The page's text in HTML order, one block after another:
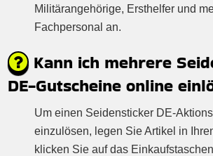
Militärangehörige, Ersthelfer und
Fachpersonal an.
Kann ich mehrere
DE-Gutscheine online
Um einen Seidensticker DE-
einzulösen, legen Sie Artikel in
klicken Sie auf das